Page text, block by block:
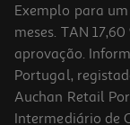
Exemplo para
meses. TAN
aprovação.
Portugal,
Auchan Retail
Intermediário de